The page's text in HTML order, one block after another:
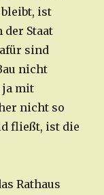
bleibt, ist
Staat
sind
nicht
ja mit
nicht so
fließt, ist die
Rathaus